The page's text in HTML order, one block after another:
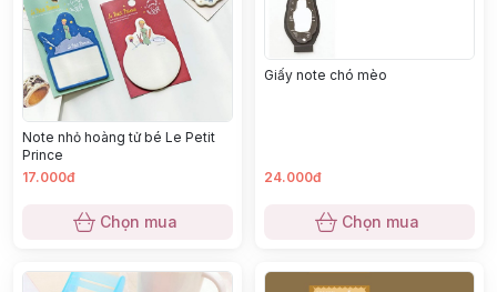
Note nhỏ hoàng tử bé Le Petit
Prince
17.000đ
Chọn mua
Giấy note chó mèo
24.000đ
Chọn mua